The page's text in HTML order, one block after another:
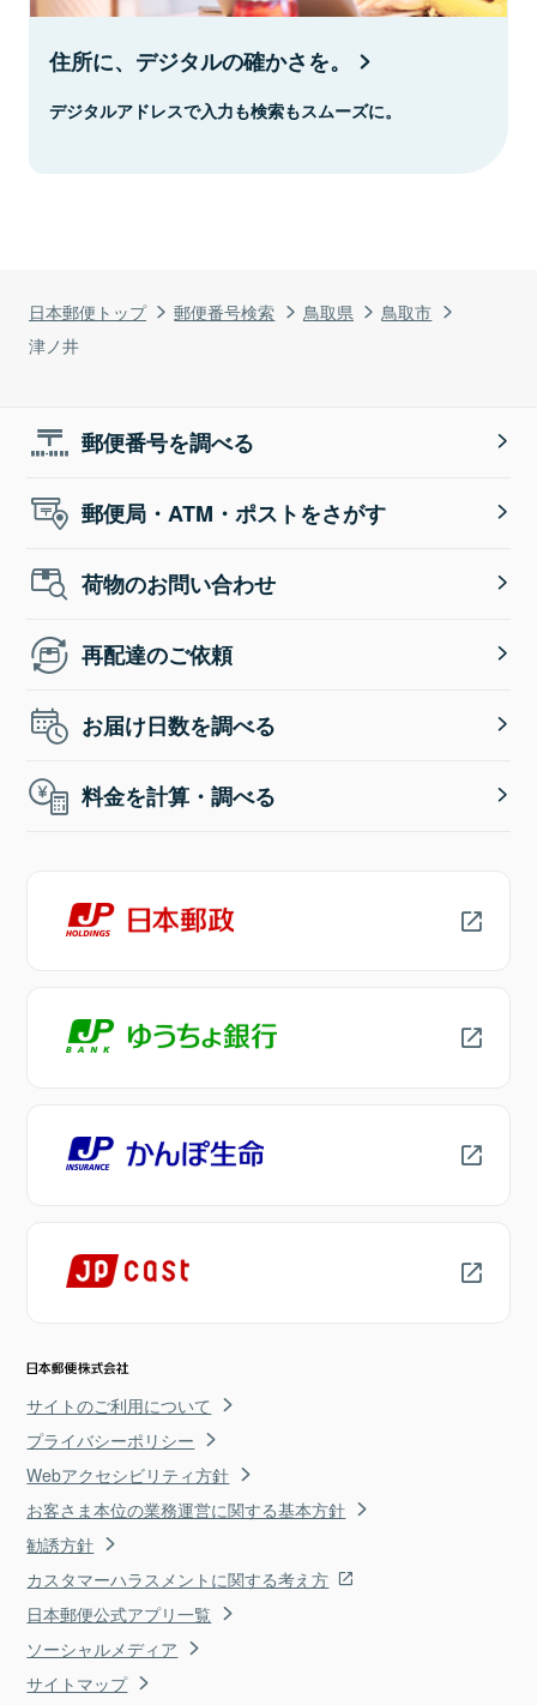
日本郵便トップ 郵便番号検索 鳥取県
鳥取市
津ノ井
住所に、デジタルの確かさを。
デジタルアドレスで入力も検索もスムーズに。
郵便番号を調べる
郵便局・ATM・ポストをさがす
荷物のお問い合わせ
再配達のご依頼
お届け日数を調べる
料金を計算・調べる
サイトのご利用について
プライバシーポリシー
Webアクセシビリティ方針
お客さま本位の業務運営に関する基本方針
勧誘方針
カスタマーハラスメントに関する考え方
日本郵便公式アプリ一覧
ソーシャルメディア
サイトマップ